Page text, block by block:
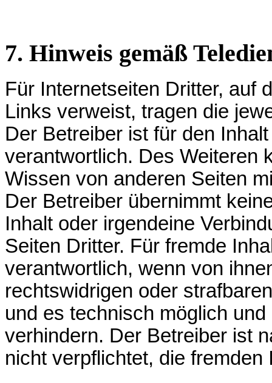
7. Hinweis gemäß
Für Internetseiten Dritter, auf
Links verweist, tragen die
Der Betreiber ist für den
verantwortlich. Des Weiteren
Wissen von anderen Seiten
Der Betreiber übernimmt
Inhalt oder irgendeine
Seiten Dritter. Für fremde
verantwortlich, wenn von
rechtswidrigen oder
und es technisch möglich
verhindern. Der Betreiber ist
nicht verpflichtet, die